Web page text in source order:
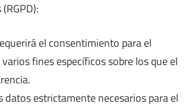
el consentimiento para el
fines específicos sobre los que el
estrictamente necesarios para el